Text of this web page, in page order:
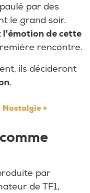
par des
le grand soir.
l'émotion de cette
rencontre.
ils décideront
.
Nostalgie +
par
de TF1,